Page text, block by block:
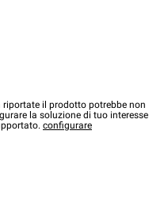
il prodotto potrebbe non
la soluzione di tuo interesse
configurare